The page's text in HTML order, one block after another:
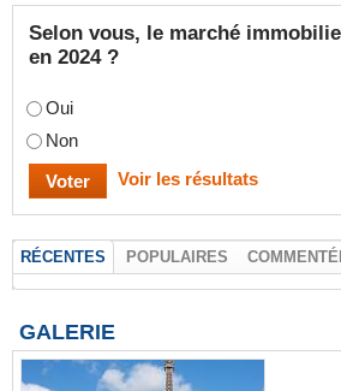
Selon vous, le marché
en 2024 ?
Oui
Non
Voir les résultats
RÉCENTES POPULAIRES
GALERIE